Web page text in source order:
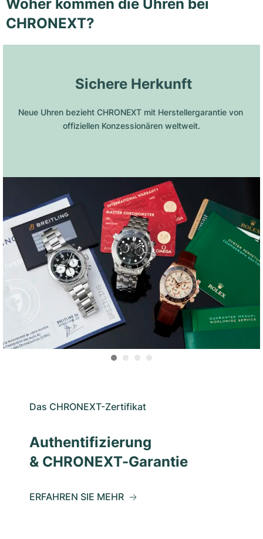
Woher kommen die Uhren bei
CHRONEXT?
Sichere Herkunft
Neue Uhren bezieht CHRONEXT mit Herstellergarantie von
offiziellen Konzessionären weltweit.
Das CHRONEXT-Zertifikat
Authentifizierung
& CHRONEXT-Garantie
ERFAHREN SIE MEHR